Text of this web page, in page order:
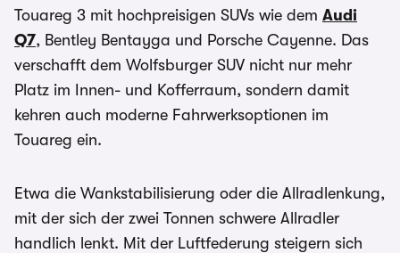
Touareg 3 mit hochpreisigen SUVs wie dem Audi
Q7, Bentley Bentayga und Porsche Cayenne. Das
verschafft dem Wolfsburger SUV nicht nur mehr
Platz im Innen- und Kofferraum, sondern damit
kehren auch moderne Fahrwerksoptionen im
Touareg ein.
Etwa die Wankstabilisierung oder die Allradlenkung,
mit der sich der zwei Tonnen schwere Allradler
handlich lenkt. Mit der Luftfederung steigern sich